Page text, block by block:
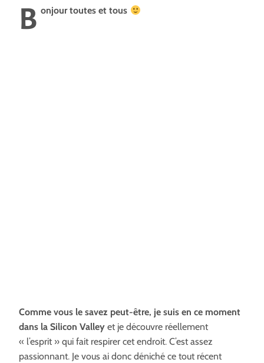
B onjour toutes et tous
Comme vous le savez peut-être, je suis en ce moment
dans la Silicon Valley et je découvre réellement
« l’esprit » qui fait respirer cet endroit. C’est assez
passionnant. Je vous ai donc déniché ce tout récent